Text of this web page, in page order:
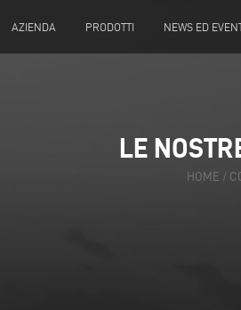
AZIENDA PRODOTTI NEWS ED
LE
HOME /
LE
HOME /